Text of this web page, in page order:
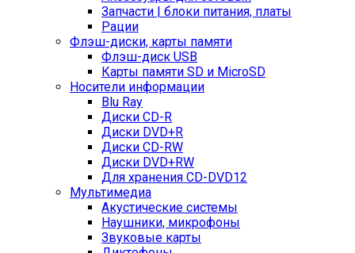
Запчасти | блоки питания, платы
Рации
Флэш-диски, карты памяти
Флэш-диск USB
Карты памяти SD и MicroSD
Носители информации
Blu Ray
Диски CD-R
Диски DVD+R
Диски CD-RW
Диски DVD+RW
Для хранения CD-DVD12
Мультимедиа
Акустические системы
Наушники, микрофоны
Звуковые карты